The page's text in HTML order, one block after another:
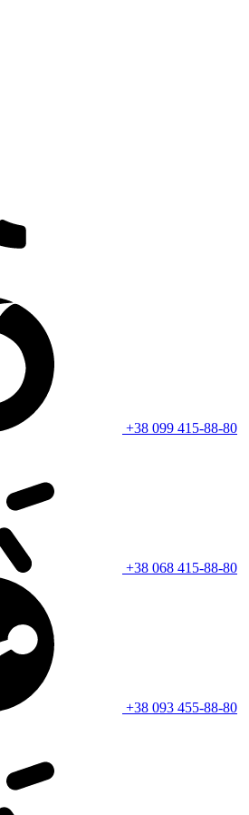
+38 099 415-88-80
+38 068 415-88-80
+38 093 455-88-80